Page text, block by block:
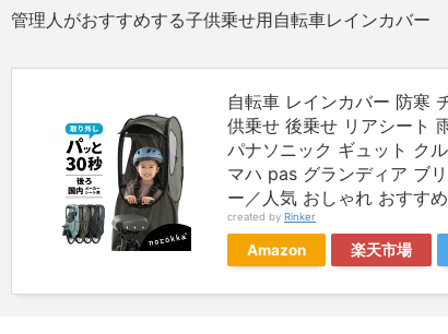
管理人がおすすめする子供乗せ用自転車レインカバー
自転車 レインカバー 防寒
供乗せ 後乗せ リアシート
パナソニック ギュット ク
マハ pas グランディア ブ
ー／人気 おしゃれ おすす
created by Rinker
Amazon 楽天市場